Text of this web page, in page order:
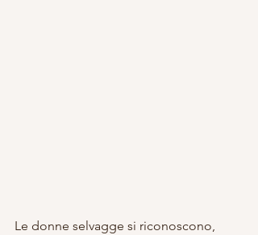
Le donne selvagge si riconoscono,